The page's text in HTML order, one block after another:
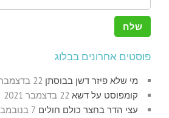
פוסטים אחרונים בבלוג
מי שלא פיזר דשן בבוסתן 22 בדצמבר 2021
קומפוסט על דשא 22 בדצמבר 2021
עצי הדר בחצר כולם חולים 7 בנובמבר 2021